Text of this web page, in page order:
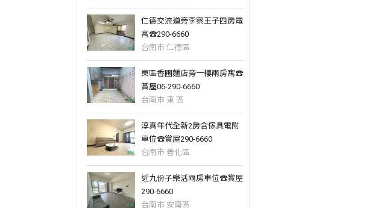
仁德交流道旁李察王子四房電
寓☎️290-6660
台南市 仁德區
東區香圃麵店旁一樓兩房寓☎️
賞屋06-290-6660
台南市 東 區
淳真年代全新2房含傢具電附
車位☎️賞屋290-6660
台南市 善化區
近九份子樂活兩房車位☎️賞屋
290-6660
台南市 安南區